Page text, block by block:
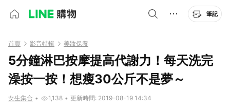
筆記
首頁 影音特輯 美妝保養
5分鐘淋巴按摩提高代謝力！每天洗完
澡按一按！想瘦30公斤不是夢～
女生集合 • 1,138 • 更新時間: 2019-08-19 14:34